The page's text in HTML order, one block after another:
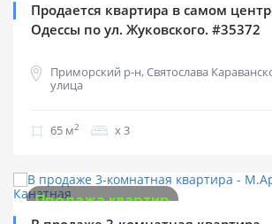
Продается квартира в самом
Одессы по ул. Жуковского. #35372
Приморский р-н, Святослава
улица
65 м2 х 3
Продажа квартир